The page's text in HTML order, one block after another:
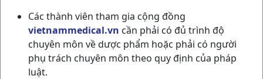
Các thành viên tham gia cộng đồng
vietnammedical.vn cần phải có đủ trình độ
chuyên môn về dược phẩm hoặc phải có người
phụ trách chuyên môn theo quy định của pháp
luật.